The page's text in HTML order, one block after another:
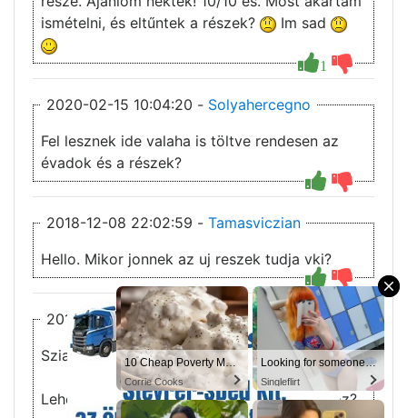
×
10 Best Cheap Meals
Corrie Cooks
You’ll never believe why I moved to… Columbus
MeetSingles
10 Cheap Poverty Meals That Taste Like a Million Bucks
Corrie Cooks
Looking for someone in Columbus today
Singleflirt
1
ismételni, és eltűntek a részek?
Im sad
2020-02-15 10:04:20 - Solyahercegno
Fel lesznek ide valaha is töltve rendesen az
évadok és a részek?
2018-12-08 22:02:59 - Tamasviczian
Hello. Mikor jonnek az uj reszek tudja vki?
2018-10-23 14:14:42 -sirrichard
Sziasztok!
Lehetne kérni egy feliratégetést a 8 évadhoz?